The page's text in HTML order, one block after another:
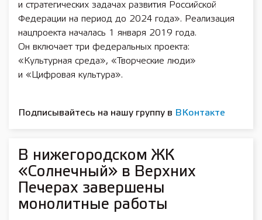
и стратегических задачах развития Российской
Федерации на период до 2024 года». Реализация
нацпроекта началась 1 января 2019 года.
Он включает три федеральных проекта:
«Культурная среда», «Творческие люди»
и «Цифровая культура».
Подписывайтесь на нашу группу в ВКонтакте
В нижегородском ЖК
«Солнечный» в Верхних
Печерах завершены
монолитные работы